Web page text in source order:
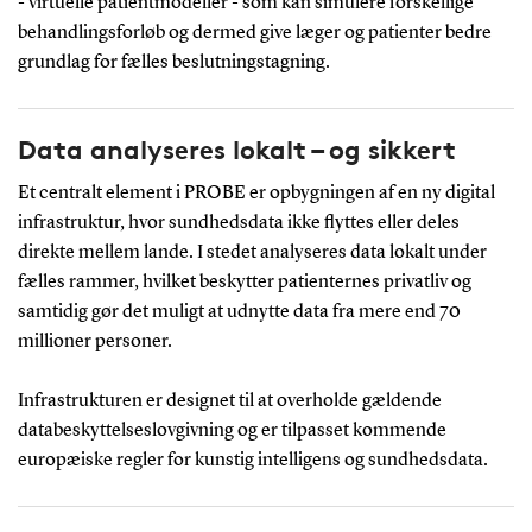
behandlingsforløb og dermed give læger og patienter bedre
grundlag for fælles beslutningstagning.
Data analyseres lokalt – og sikkert
Et centralt element i PROBE er opbygningen af en ny digital
infrastruktur, hvor sundhedsdata ikke flyttes eller deles
direkte mellem lande. I stedet analyseres data lokalt under
fælles rammer, hvilket beskytter patienternes privatliv og
samtidig gør det muligt at udnytte data fra mere end 70
millioner personer.
Infrastrukturen er designet til at overholde gældende
databeskyttelseslovgivning og er tilpasset kommende
europæiske regler for kunstig intelligens og sundhedsdata.